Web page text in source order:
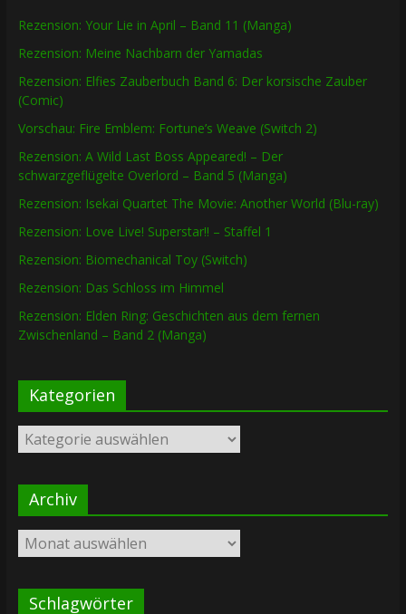
Rezension: Your Lie in April – Band 11 (Manga)
Rezension: Meine Nachbarn der Yamadas
Rezension: Elfies Zauberbuch Band 6: Der korsische Zauber
(Comic)
Vorschau: Fire Emblem: Fortune’s Weave (Switch 2)
Rezension: A Wild Last Boss Appeared! – Der
schwarzgeflügelte Overlord – Band 5 (Manga)
Rezension: Isekai Quartet The Movie: Another World (Blu-ray)
Rezension: Love Live! Superstar!! – Staffel 1
Rezension: Biomechanical Toy (Switch)
Rezension: Das Schloss im Himmel
Rezension: Elden Ring: Geschichten aus dem fernen
Zwischenland – Band 2 (Manga)
Kategorien
Kategorien
Archiv
Archiv
Schlagwörter